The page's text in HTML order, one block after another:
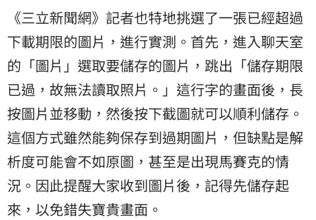
《三立新聞網》記者也特地挑選了一張已經超過
下載期限的圖片，進行實測。首先，進入聊天室
的「圖片」選取要儲存的圖片，跳出「儲存期限
已過，故無法讀取照片。」這行字的畫面後，長
按圖片並移動，然後按下截圖就可以順利儲存。
這個方式雖然能夠保存到過期圖片，但缺點是解
析度可能會不如原圖，甚至是出現馬賽克的情
況。因此提醒大家收到圖片後，記得先儲存起
來，以免錯失寶貴畫面。